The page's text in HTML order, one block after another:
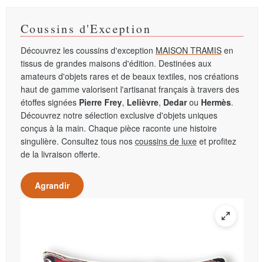
Coussins d'Exception
Découvrez les coussins d'exception MAISON TRAMIS en
tissus de grandes maisons d'édition. Destinées aux
amateurs d'objets rares et de beaux textiles, nos créations
haut de gamme valorisent l'artisanat français à travers des
étoffes signées Pierre Frey, Lelièvre, Dedarou Hermès.
Découvrez notre sélection exclusive d'objets uniques
conçus à la main. Chaque pièce raconte une histoire
singulière. Consultez tous nos coussins de luxe et profitez
de la livraison offerte.
Agrandir